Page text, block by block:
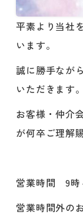
平素より当社
います。
誠に勝手なが
いただきます。
お客様・仲介
が何卒ご理解
営業時間 9時
営業時間外の